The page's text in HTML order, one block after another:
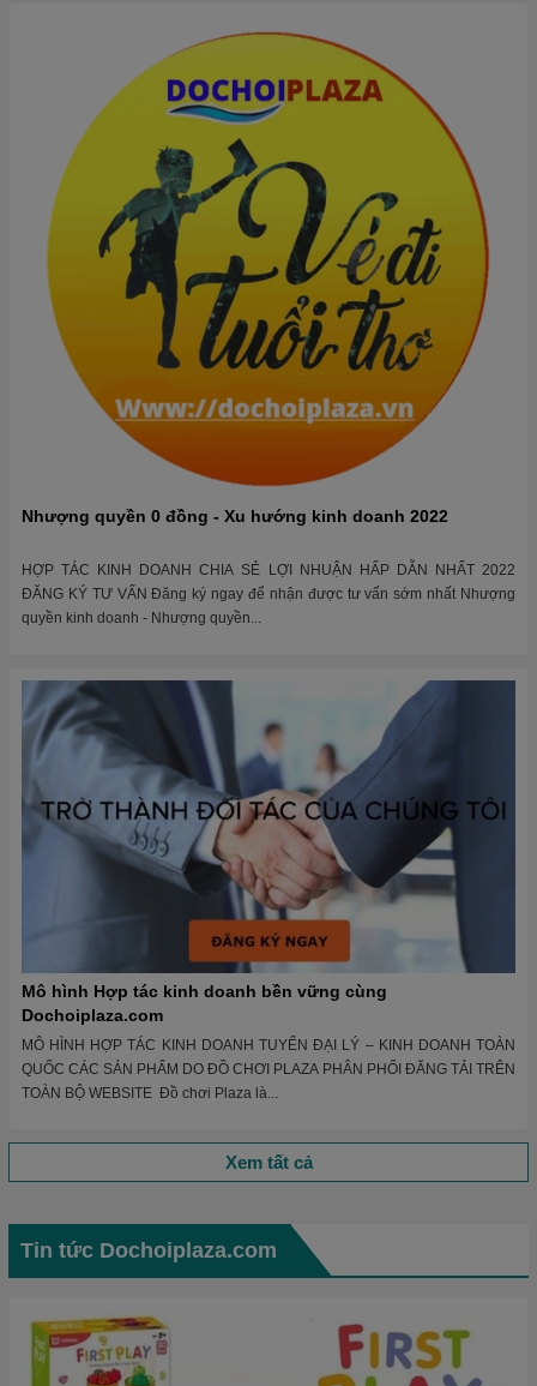
Nhượng quyền 0 đồng - Xu hướng kinh doanh 2022
HỢP TÁC KINH DOANH CHIA SẺ LỢI NHUẬN HẤP DẪN NHẤT 2022
ĐĂNG KÝ TƯ VẤN Đăng ký ngay để nhận được tư vấn sớm nhất Nhượng
quyền kinh doanh - Nhượng quyền...
Mô hình Hợp tác kinh doanh bền vững cùng
Dochoiplaza.com
MÔ HÌNH HỢP TÁC KINH DOANH TUYỂN ĐẠI LÝ – KINH DOANH TOÀN
QUỐC CÁC SẢN PHẨM DO ĐỒ CHƠI PLAZA PHÂN PHỐI ĐĂNG TẢI TRÊN
TOÀN BỘ WEBSITE Đồ chơi Plaza là...
Xem tất cả
Tin tức Dochoiplaza.com